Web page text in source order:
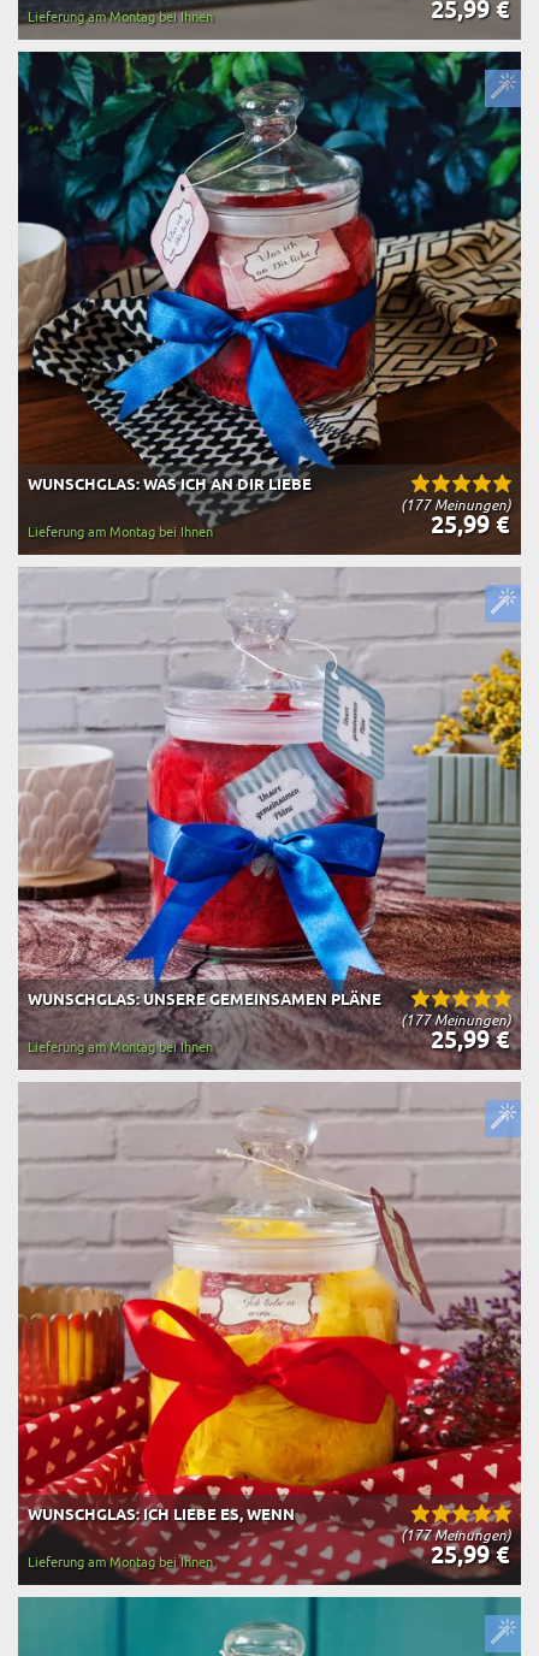
25,99 €
Lieferung am Montag bei Ihnen
(177 Meinungen)
WUNSCHGLAS: WAS ICH AN DIR LIEBE
25,99 €
Lieferung am Montag bei Ihnen
(177 Meinungen)
WUNSCHGLAS: UNSERE GEMEINSAMEN PLÄNE
25,99 €
Lieferung am Montag bei Ihnen
(177 Meinungen)
WUNSCHGLAS: ICH LIEBE ES, WENN
25,99 €
Lieferung am Montag bei Ihnen